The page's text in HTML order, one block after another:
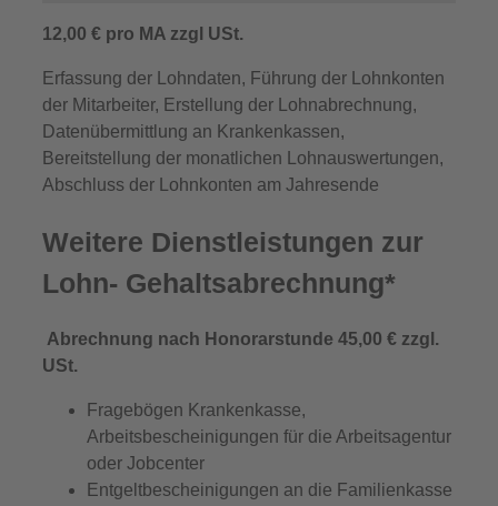
12,00 € pro MA zzgl USt.
Erfassung der Lohndaten, Führung der Lohnkonten
der Mitarbeiter, Erstellung der Lohnabrechnung,
Datenübermittlung an Krankenkassen,
Bereitstellung der monatlichen Lohnauswertungen,
Abschluss der Lohnkonten am Jahresende
Weitere Dienstleistungen zur
Lohn- Gehaltsabrechnung*
Abrechnung nach Honorarstunde 45,00 € zzgl.
USt.
Fragebögen Krankenkasse,
Arbeitsbescheinigungen für die Arbeitsagentur
oder Jobcenter
Entgeltbescheinigungen an die Familienkasse